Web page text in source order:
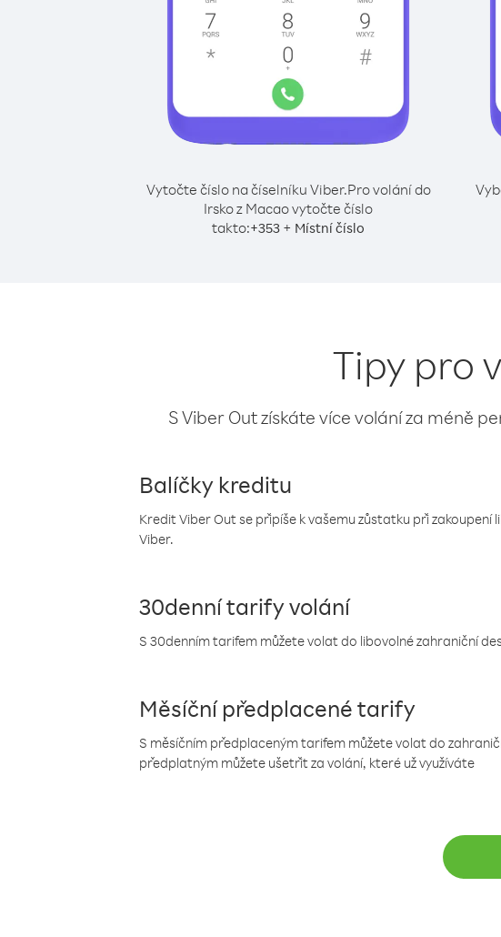
Vytočte číslo na číselníku Viber.Pro volání do
Irsko z Macao vytočte číslo
takto:+353 + Místní číslo
Tipy pro
S Viber Out získáte více volání za méně
Balíčky kreditu
Kredit Viber Out se připíše k vašemu zůstatku při
Viber.
30denní tarify volání
S 30denním tarifem můžete volat do libovolné zahraniční
Měsíční předplacené tarify
S měsíčním předplaceným tarifem můžete volat do
předplatným můžete ušetřit za volání, které už využíváte